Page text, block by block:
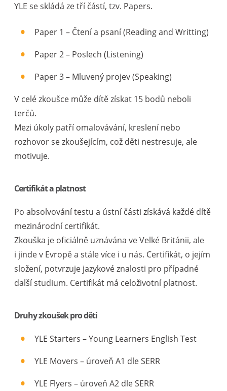
YLE se skládá ze tří částí, tzv. Papers.
Paper 1 – Čtení a psaní (Reading and Writting)
Paper 2 – Poslech (Listening)
Paper 3 – Mluvený projev (Speaking)
V celé zkoušce může dítě získat 15 bodů neboli
terčů.
Mezi úkoly patří omalovávání, kreslení nebo
rozhovor se zkoušejícím, což děti nestresuje, ale
motivuje.
Certifikát a platnost
Po absolvování testu a ústní části získává každé dítě
mezinárodní certifikát.
Zkouška je oficiálně uznávána ve Velké Británii, ale
i jinde v Evropě a stále více i u nás. Certifikát, o jejím
složení, potvrzuje jazykové znalosti pro případné
další studium. Certifikát má celoživotní platnost.
Druhy zkoušek pro děti
YLE Starters – Young Learners English Test
YLE Movers – úroveň A1 dle SERR
YLE Flyers – úroveň A2 dle SERR